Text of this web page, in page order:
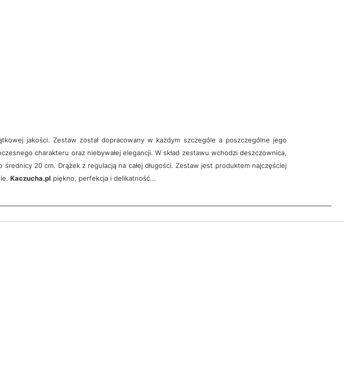
jakości. Zestaw został dopracowany w każdym szczególe a poszczególne jego
charakteru oraz niebywałej elegancji. W skład zestawu wchodzi deszczownica,
20 cm. Drążek z regulacją na całej długości. Zestaw jest produktem najczęściej
Kaczucha.pl piękno, perfekcja i delikatność...